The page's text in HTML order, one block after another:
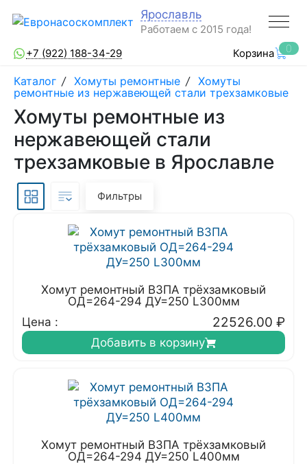
Ярославль
Работаем с 2015 года!
+7 (922) 188-34-29
Корзина 0
Каталог / Хомуты ремонтные / Хомуты
ремонтные из нержавеющей стали трехзамковые
Хомуты ремонтные из
нержавеющей стали
трехзамковые в Ярославле
Фильтры
Хомут ремонтный ВЗПА трёхзамковый
ОД=264-294 ДУ=250 L300мм
Цена :
22526.00 ₽
Добавить в корзину
Хомут ремонтный ВЗПА трёхзамковый
ОД=264-294 ДУ=250 L400мм